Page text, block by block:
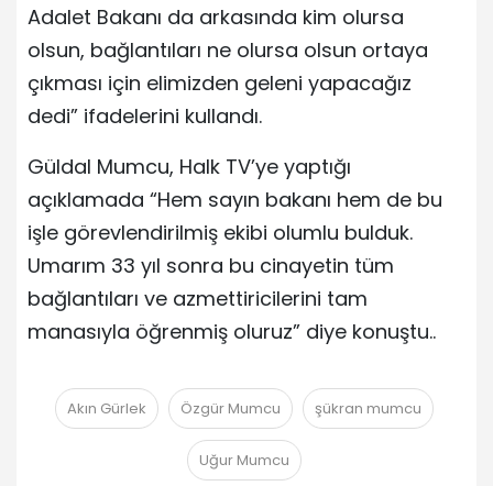
Adalet Bakanı da arkasında kim olursa
olsun, bağlantıları ne olursa olsun ortaya
çıkması için elimizden geleni yapacağız
dedi” ifadelerini kullandı.
Güldal Mumcu, Halk TV’ye yaptığı
açıklamada “Hem sayın bakanı hem de bu
işle görevlendirilmiş ekibi olumlu bulduk.
Umarım 33 yıl sonra bu cinayetin tüm
bağlantıları ve azmettiricilerini tam
manasıyla öğrenmiş oluruz” diye konuştu..
Akın Gürlek Özgür Mumcu şükran mumcu
Uğur Mumcu